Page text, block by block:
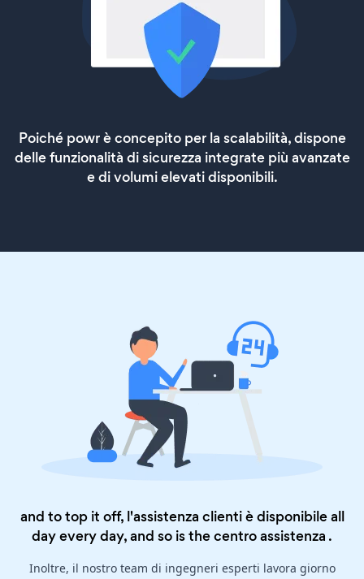
Poiché powr è concepito per la scalabilità, dispone
delle funzionalità di sicurezza integrate più avanzate
e di volumi elevati disponibili.
and to top it off, l'assistenza clienti è disponibile all
day every day, and so is thecentro assistenza .
Inoltre, il nostro team di ingegneri esperti lavora giorno